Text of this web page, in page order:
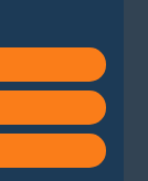
mit den
infolge des